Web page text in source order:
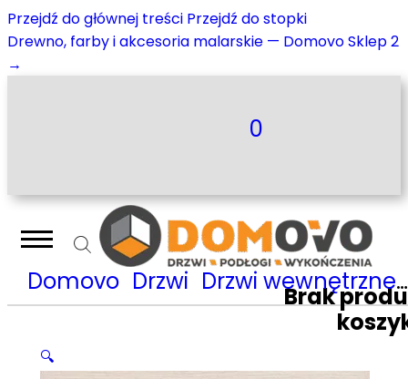
Przejdź do głównej treści Przejdź do stopki
Drewno, farby i akcesoria malarskie — Domovo Sklep 2
→
0
Brak
Domovo Drzwi Drzwi wewnętrzne
🔍